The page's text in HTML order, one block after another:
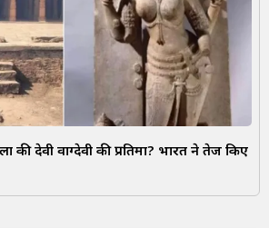
की देवी वाग्देवी की प्रतिमा? भारत ने तेज किए